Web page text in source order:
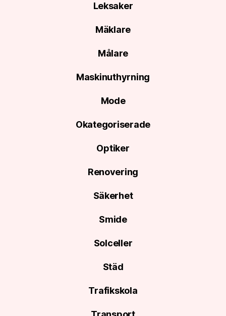
Leksaker
Mäklare
Målare
Maskinuthyrning
Mode
Okategoriserade
Optiker
Renovering
Säkerhet
Smide
Solceller
Städ
Trafikskola